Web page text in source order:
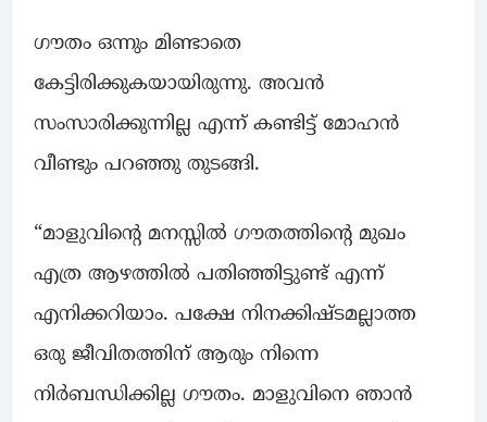
ഗൗതം ഒന്നും മിണ്ടാതെ
കേട്ടിരിക്കുകയായിരുന്നു. അവൻ
സംസാരിക്കുന്നില്ല എന്ന് കണ്ടിട്ട് മോഹൻ
വീണ്ടും പറഞ്ഞു തുടങ്ങി.
“മാളുവിന്റെ മനസ്സിൽ ഗൗതത്തിന്റെ മുഖം
എത്ര ആഴത്തിൽ പതിഞ്ഞിട്ടുണ്ട് എന്ന്
എനിക്കറിയാം. പക്ഷേ നിനക്കിഷ്ടമല്ലാത്ത
ഒരു ജീവിതത്തിന് ആരും നിന്നെ
നിർബന്ധിക്കില്ല ഗൗതം. മാളുവിനെ ഞാൻ